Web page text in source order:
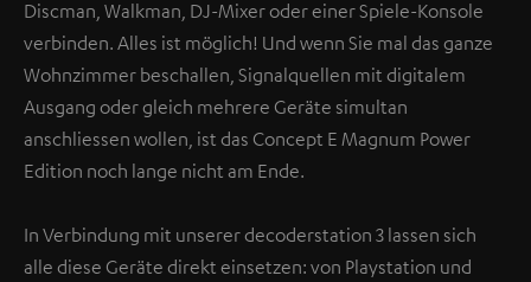
Discman, Walkman, DJ-Mixer oder einer Spiele-Konsole
verbinden. Alles ist möglich! Und wenn Sie mal das ganze
Wohnzimmer beschallen, Signalquellen mit digitalem
Ausgang oder gleich mehrere Geräte simultan
anschliessen wollen, ist das Concept E Magnum Power
Edition noch lange nicht am Ende.
In Verbindung mit unserer decoderstation 3 lassen sich
alle diese Geräte direkt einsetzen: von Playstation und